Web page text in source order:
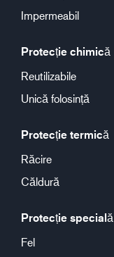
Impermeabil
Protecție chimică
Reutilizabile
Unică folosință
Protecție termică
Răcire
Căldură
Protecție specială
Fel